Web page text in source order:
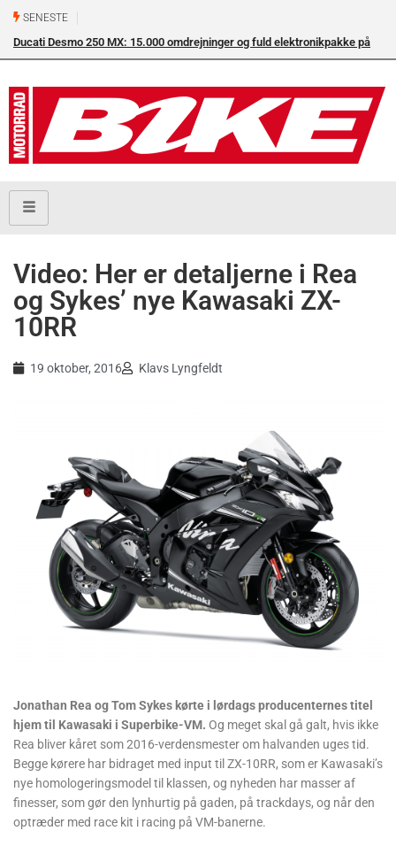
SENESTE
Ducati Desmo 250 MX: 15.000 omdrejninger og fuld elektronikpakke på
Video: Her er detaljerne i Rea
og Sykes’ nye Kawasaki ZX-
10RR
19 oktober, 2016 Klavs Lyngfeldt
Jonathan Rea og Tom Sykes kørte i lørdags producenternes titel
hjem til Kawasaki i Superbike-VM. Og meget skal gå galt, hvis ikke
Rea bliver kåret som 2016-verdensmester om halvanden uges tid.
Begge kørere har bidraget med input til ZX-10RR, som er Kawasaki’s
nye homologeringsmodel til klassen, og nyheden har masser af
finesser, som gør den lynhurtig på gaden, på trackdays, og når den
optræder med race kit i racing på VM-banerne.